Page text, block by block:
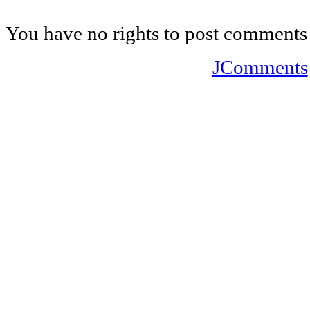
You have no rights to post comments
JComments